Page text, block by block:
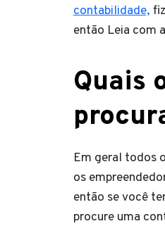
contabilidade,
então Leia com
Quais
Em geral todos
os
então se você
procure uma